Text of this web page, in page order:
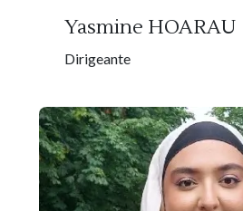
Yasmine HOARAU
Dirigeante